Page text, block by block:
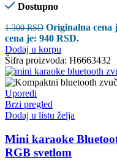
Dostupno
1.300RSD Originalna cena
cena je: 940 RSD.
Dodaj u korpu
Šifra proizvoda: H6663432
Uporedi
Brzi pregled
Dodaj u listu želja
Mini karaoke
RGB svetlom